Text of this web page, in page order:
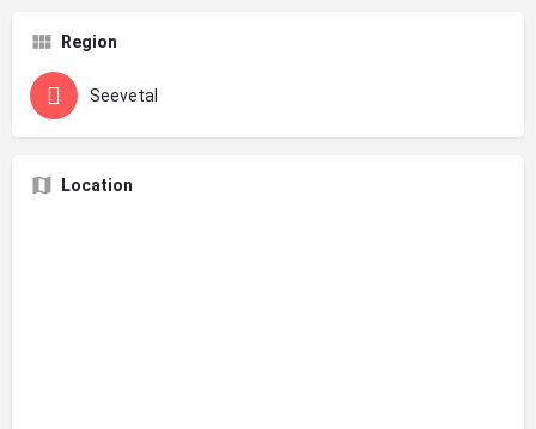
Region
Seevetal
Location